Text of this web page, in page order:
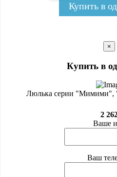
Купить в
×
Купить в
Люлька серии
2
Ваше
Ваш